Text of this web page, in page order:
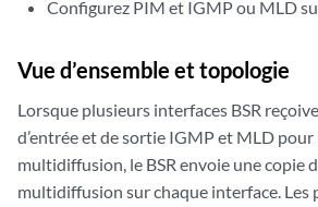
Configurez PIM et IGMP ou MLD
Vue d’ensemble et topologie
Lorsque plusieurs interfaces BSR
d’entrée et de sortie IGMP et MLD
multidiffusion, le BSR envoie une copie
multidiffusion sur chaque interface. Les